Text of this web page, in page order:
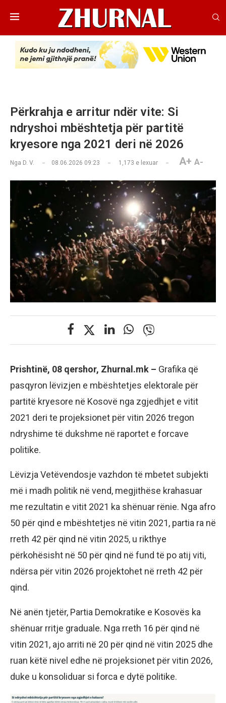
Përkrahja e arritur ndër vite: Si
ndryshoi mbështetja për partitë
kryesore nga 2021 deri në 2026
Nga D. V. 08.06.2026 09:23 1,173 e lexuar A+ A-
Prishtinë, 08 qershor, Zhurnal.mk – Grafika që
pasqyron lëvizjen e mbështetjes elektorale për
partitë kryesore në Kosovë nga zgjedhjet e vitit
2021 deri te projeksionet për vitin 2026 tregon
ndryshime të dukshme në raportet e forcave
politike.
Lëvizja Vetëvendosje vazhdon të mbetet subjekti
më i madh politik në vend, megjithëse krahasuar
me rezultatin e vitit 2021 ka shënuar rënie. Nga afro
50 për qind e mbështetjes në vitin 2021, partia ra në
rreth 42 për qind në vitin 2025, u rikthye
përkohësisht në 50 për qind në fund të po atij viti,
ndërsa për vitin 2026 projektohet në rreth 42 për
qind.
Në anën tjetër, Partia Demokratike e Kosovës ka
shënuar rritje graduale. Nga rreth 16 për qind në
vitin 2021, ajo arriti në 20 për qind në vitin 2025 dhe
ruan këtë nivel edhe në projeksionet për vitin 2026,
duke u konsoliduar si forca e dytë politike.